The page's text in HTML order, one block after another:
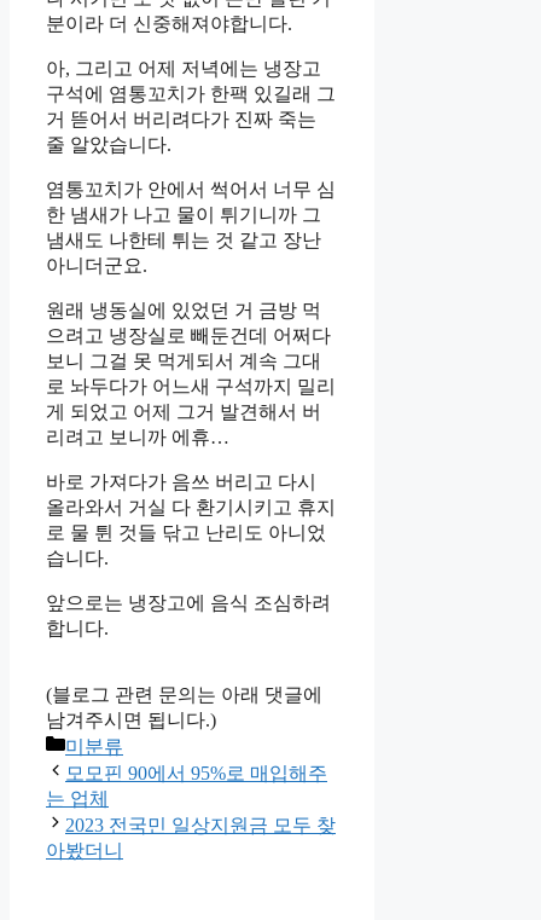
분이라 더 신중해져야합니다.
아, 그리고 어제 저녁에는 냉장고
구석에 염통꼬치가 한팩 있길래 그
거 뜯어서 버리려다가 진짜 죽는
줄 알았습니다.
염통꼬치가 안에서 썩어서 너무 심
한 냄새가 나고 물이 튀기니까 그
냄새도 나한테 튀는 것 같고 장난
아니더군요.
원래 냉동실에 있었던 거 금방 먹
으려고 냉장실로 빼둔건데 어쩌다
보니 그걸 못 먹게되서 계속 그대
로 놔두다가 어느새 구석까지 밀리
게 되었고 어제 그거 발견해서 버
리려고 보니까 에휴…
바로 가져다가 음쓰 버리고 다시
올라와서 거실 다 환기시키고 휴지
로 물 튄 것들 닦고 난리도 아니었
습니다.
앞으로는 냉장고에 음식 조심하려
합니다.
(블로그 관련 문의는 아래 댓글에
남겨주시면 됩니다.)
Categories
미분류
모모핀 90에서 95%로 매입해주
는 업체
2023 전국민 일상지원금 모두 찾
아봤더니